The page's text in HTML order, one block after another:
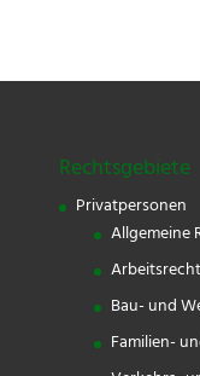
Rechtsgebiete
Privatpersonen
Allgemeine
Arbeitsrecht
Bau- und
Familien-